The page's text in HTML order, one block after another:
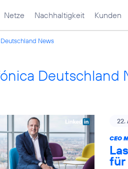
Netze Nachhaltigkeit Kunden
News
Deutschland
22.
CEO
für